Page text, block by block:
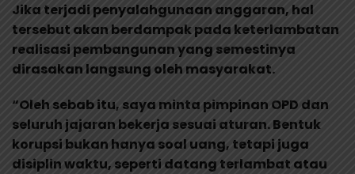
Jika terjadi penyalahgunaan anggaran, hal
tersebut akan berdampak pada keterlambatan
realisasi pembangunan yang semestinya
dirasakan langsung oleh masyarakat.
“Oleh sebab itu, saya minta pimpinan OPD dan
seluruh jajaran bekerja sesuai aturan. Bentuk
korupsi bukan hanya soal uang, tetapi juga
disiplin waktu, seperti datang terlambat atau